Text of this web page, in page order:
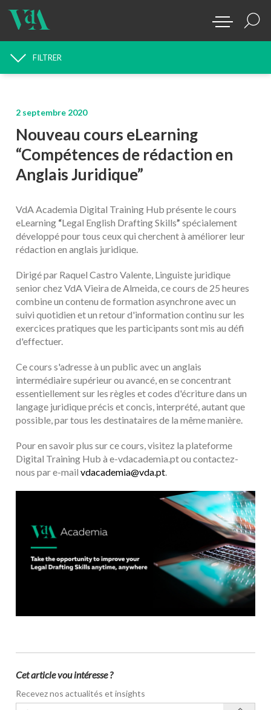
RECHERCHE D'ACTUALITÉS
FILTRER
2 septembre 2020
Nouveau cours eLearning
“Compétences de rédaction en
Anglais Juridique”
VdA Academia Digital Training Hub présente le cours
eLearning “Legal English Drafting Skills” spécialement
développé pour tous ceux qui cherchent à améliorer leur
rédaction en anglais juridique.
Dirigé par Raquel Castro Valente, Linguiste juridique
senior chez VdA Vieira de Almeida, ce cours de 25 heures
combine un contenu de formation asynchrone avec un
suivi quotidien et un retour d'information continu sur les
exercices pratiques que les participants sont mis au défi
d'effectuer.
Ce cours s'adresse à un public avec un anglais
intermédiaire supérieur ou avancé, en se concentrant
essentiellement sur les règles et codes d'écriture dans un
langage juridique précis et concis, interprété, autant que
possible, par tous les destinataires de la même manière.
Pour en savoir plus sur ce cours, visitez la plateforme
Digital Training Hub à e-vdacademia.pt ou contactez-
nous par e-mail vdacademia@vda.pt.
Cet article vou intéresse ?
Recevez nos actualités et insights